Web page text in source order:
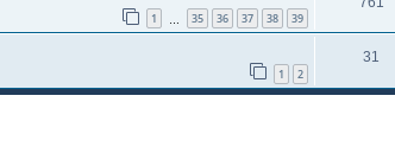
1 35 36 37 38 39
1 2
31